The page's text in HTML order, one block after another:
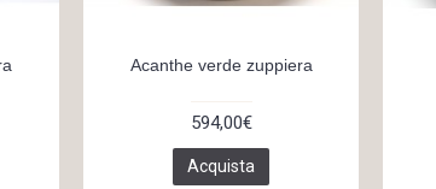
Acanthe verde zuppiera
594,00€
Acquista